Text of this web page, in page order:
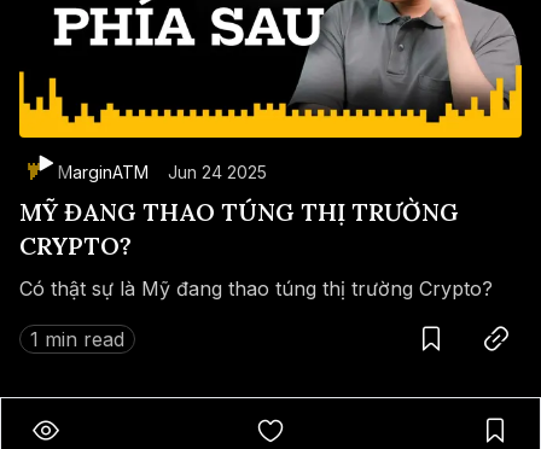
MarginATM Jun 24 2025
MỸ ĐANG THAO TÚNG THỊ TRƯỜNG
CRYPTO?
Có thật sự là Mỹ đang thao túng thị trường Crypto?
1 min read
SaveCopy link